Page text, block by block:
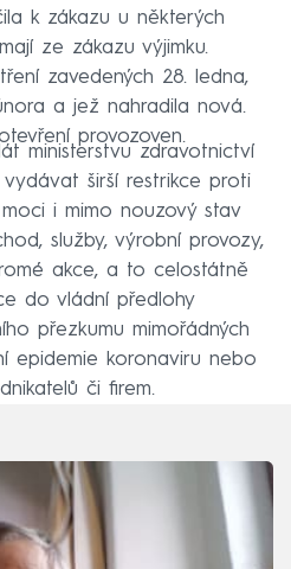
k zákazu u některých
ze zákazu výjimku.
zavedených 28. ledna,
a jež nahradila nová.
provozoven.
ministerstvu zdravotnictví
širší restrikce proti
i mimo nouzový stav
služby, výrobní provozy,
akce, a to celostátně
do vládní předlohy
přezkumu mimořádných
epidemie koronaviru nebo
či firem.